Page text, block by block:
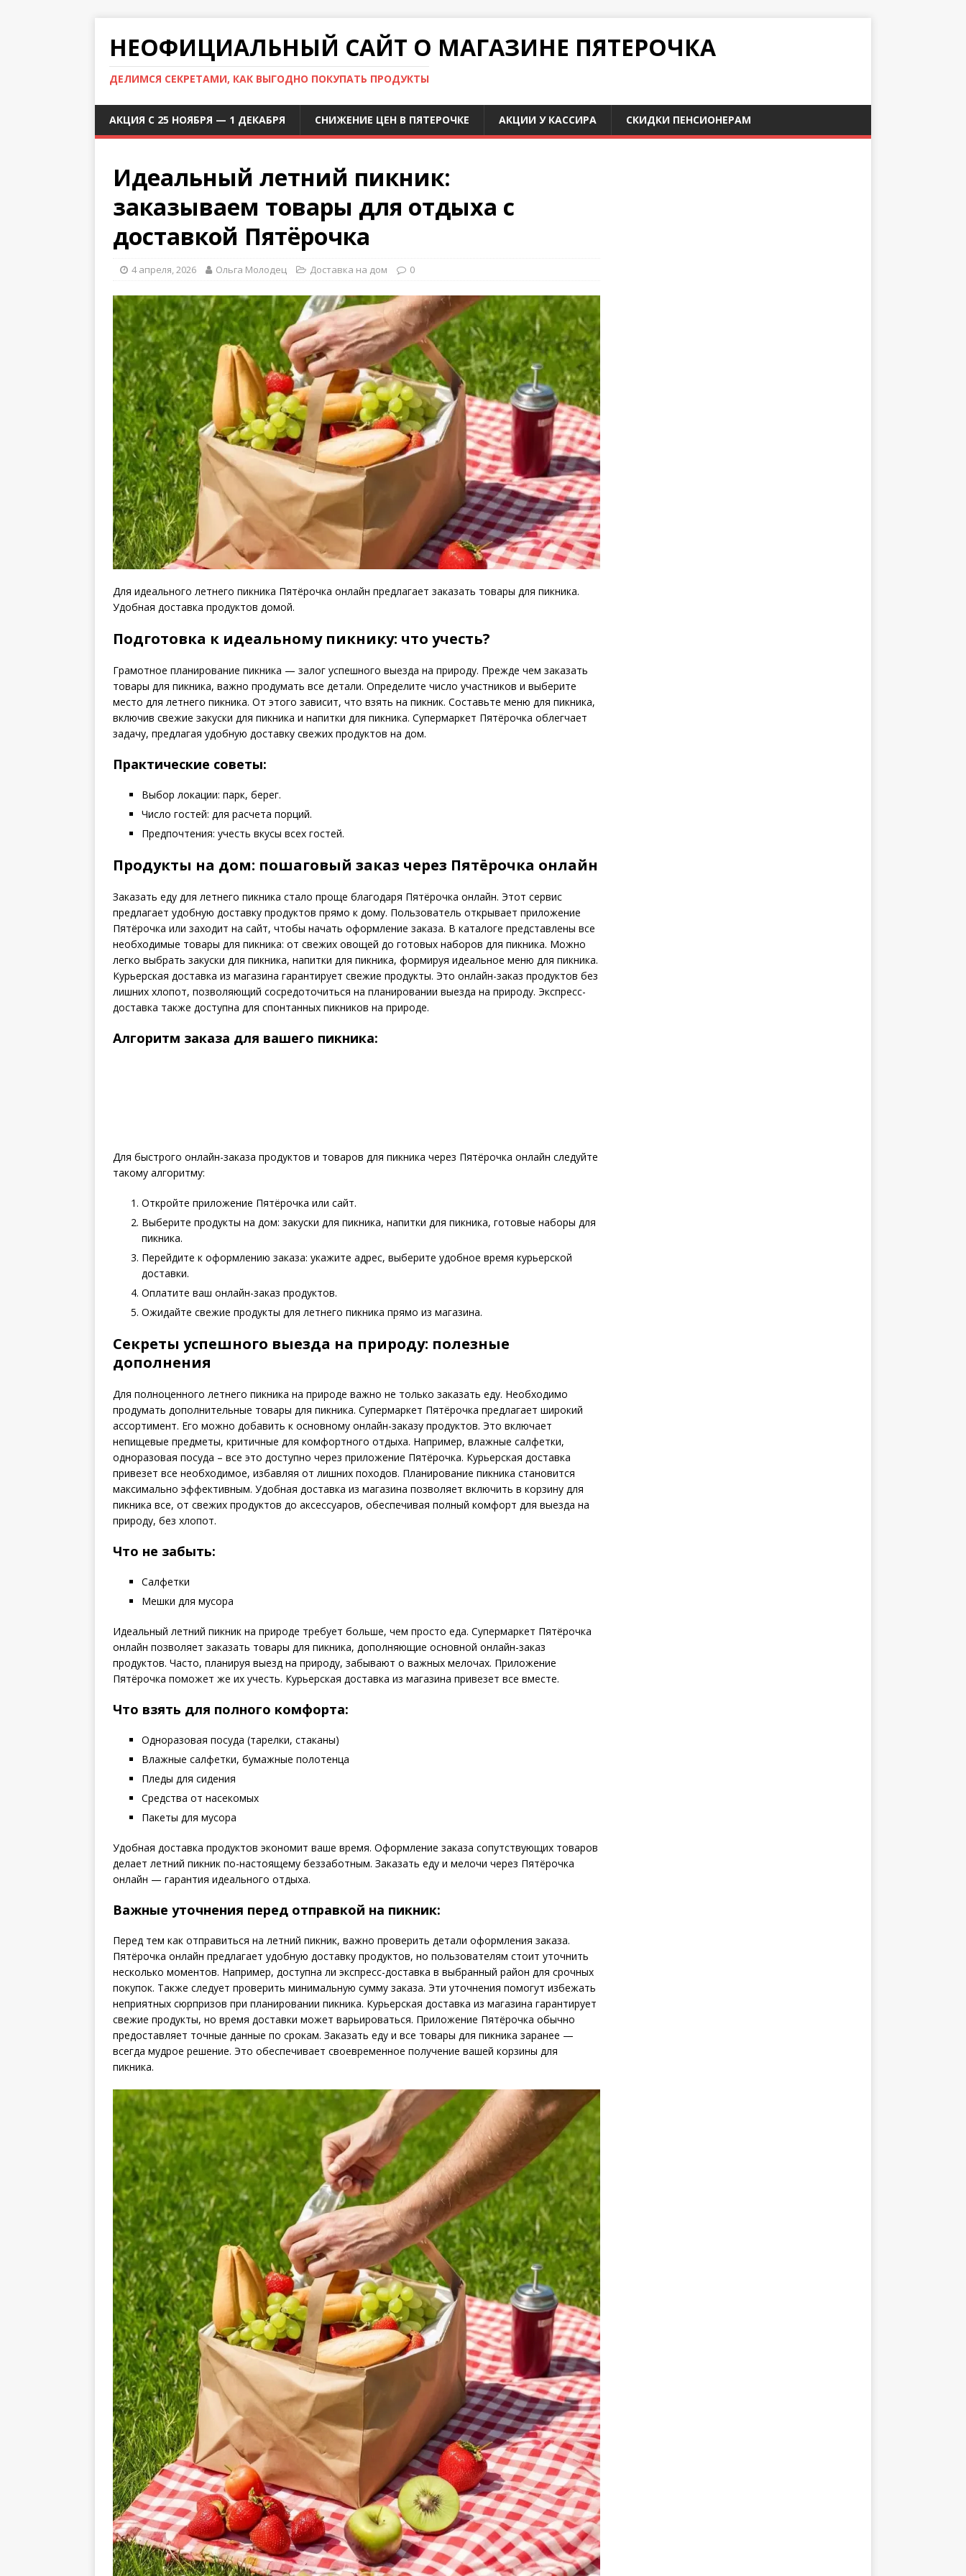
НЕОФИЦИАЛЬНЫЙ САЙТ О МАГАЗИНЕ ПЯТЕРОЧКА
ДЕЛИМСЯ СЕКРЕТАМИ, КАК ВЫГОДНО ПОКУПАТЬ ПРОДУКТЫ
АКЦИЯ С 25 НОЯБРЯ — 1 ДЕКАБРЯ СНИЖЕНИЕ ЦЕН В ПЯТЕРОЧКЕ АКЦИИ У КАССИРА СКИДКИ ПЕНСИОНЕРАМ
Идеальный летний пикник:
заказываем товары для отдыха с
доставкой Пятёрочка
4 апреля, 2026 Ольга Молодец Доставка на дом 0
Для идеального летнего пикника Пятёрочка онлайн предлагает заказать товары для пикника.
Удобная доставка продуктов домой.
Подготовка к идеальному пикнику: что учесть?
Грамотное планирование пикника — залог успешного выезда на природу. Прежде чем заказать
товары для пикника, важно продумать все детали. Определите число участников и выберите
место для летнего пикника. От этого зависит, что взять на пикник. Составьте меню для пикника,
включив свежие закуски для пикника и напитки для пикника. Супермаркет Пятёрочка облегчает
задачу, предлагая удобную доставку свежих продуктов на дом.
Практические советы:
Выбор локации: парк, берег.
Число гостей: для расчета порций.
Предпочтения: учесть вкусы всех гостей.
Продукты на дом: пошаговый заказ через Пятёрочка онлайн
Заказать еду для летнего пикника стало проще благодаря Пятёрочка онлайн. Этот сервис
предлагает удобную доставку продуктов прямо к дому. Пользователь открывает приложение
Пятёрочка или заходит на сайт, чтобы начать оформление заказа. В каталоге представлены все
необходимые товары для пикника: от свежих овощей до готовых наборов для пикника. Можно
легко выбрать закуски для пикника, напитки для пикника, формируя идеальное меню для пикника.
Курьерская доставка из магазина гарантирует свежие продукты. Это онлайн-заказ продуктов без
лишних хлопот, позволяющий сосредоточиться на планировании выезда на природу. Экспресс-
доставка также доступна для спонтанных пикников на природе.
Алгоритм заказа для вашего пикника:
Для быстрого онлайн-заказа продуктов и товаров для пикника через Пятёрочка онлайн следуйте
такому алгоритму:
Откройте приложение Пятёрочка или сайт.
Выберите продукты на дом: закуски для пикника, напитки для пикника, готовые наборы для
пикника.
Перейдите к оформлению заказа: укажите адрес, выберите удобное время курьерской
доставки.
Оплатите ваш онлайн-заказ продуктов.
Ожидайте свежие продукты для летнего пикника прямо из магазина.
Секреты успешного выезда на природу: полезные
дополнения
Для полноценного летнего пикника на природе важно не только заказать еду. Необходимо
продумать дополнительные товары для пикника. Супермаркет Пятёрочка предлагает широкий
ассортимент. Его можно добавить к основному онлайн-заказу продуктов. Это включает
непищевые предметы, критичные для комфортного отдыха. Например, влажные салфетки,
одноразовая посуда – все это доступно через приложение Пятёрочка. Курьерская доставка
привезет все необходимое, избавляя от лишних походов. Планирование пикника становится
максимально эффективным. Удобная доставка из магазина позволяет включить в корзину для
пикника все, от свежих продуктов до аксессуаров, обеспечивая полный комфорт для выезда на
природу, без хлопот.
Что не забыть:
Салфетки
Мешки для мусора
Идеальный летний пикник на природе требует больше, чем просто еда. Супермаркет Пятёрочка
онлайн позволяет заказать товары для пикника, дополняющие основной онлайн-заказ
продуктов. Часто, планируя выезд на природу, забывают о важных мелочах. Приложение
Пятёрочка поможет же их учесть. Курьерская доставка из магазина привезет все вместе.
Что взять для полного комфорта:
Одноразовая посуда (тарелки, стаканы)
Влажные салфетки, бумажные полотенца
Пледы для сидения
Средства от насекомых
Пакеты для мусора
Удобная доставка продуктов экономит ваше время. Оформление заказа сопутствующих товаров
делает летний пикник по-настоящему беззаботным. Заказать еду и мелочи через Пятёрочка
онлайн — гарантия идеального отдыха.
Важные уточнения перед отправкой на пикник:
Перед тем как отправиться на летний пикник, важно проверить детали оформления заказа.
Пятёрочка онлайн предлагает удобную доставку продуктов, но пользователям стоит уточнить
несколько моментов. Например, доступна ли экспресс-доставка в выбранный район для срочных
покупок. Также следует проверить минимальную сумму заказа. Эти уточнения помогут избежать
неприятных сюрпризов при планировании пикника. Курьерская доставка из магазина гарантирует
свежие продукты, но время доставки может варьироваться. Приложение Пятёрочка обычно
предоставляет точные данные по срокам. Заказать еду и все товары для пикника заранее —
всегда мудрое решение. Это обеспечивает своевременное получение вашей корзины для
пикника.